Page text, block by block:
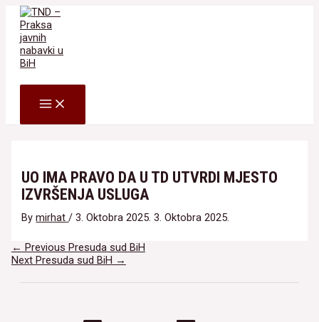
Skip
content
MAIN
MENU
UO IMA PRAVO DA U TD UTVRDI MJESTO
IZVRŠENJA USLUGA
Bymirhat /3. Oktobra 2025. 3. Oktobra 2025.
Navigacija
članaka
← Previous Presuda sud BiH
Next Presuda sud BiH →